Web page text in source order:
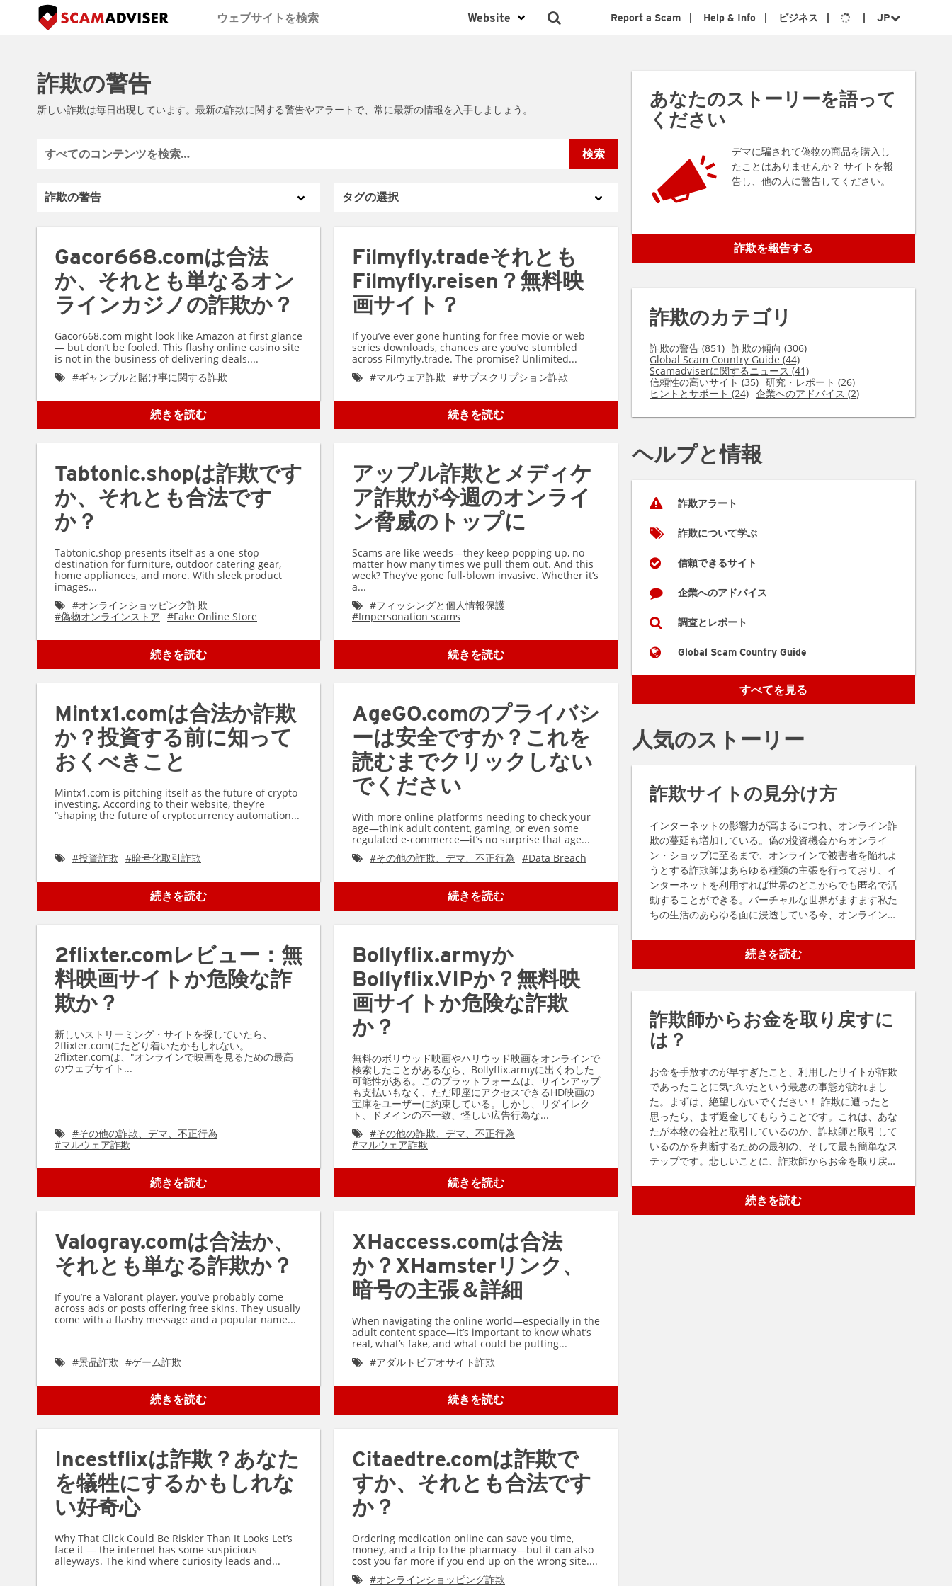
Report a Scam Help & Info ビジネス JP
詐欺の警告
新しい詐欺は毎日出現しています。最新の詐欺に関する警告やアラートで、常に最新の情報を入手しましょう。
検索
Gacor668.comは合法
か、それとも単なるオン
ラインカジノの詐欺か？
Gacor668.com might look like Amazon at first glance
— but don’t be fooled. This flashy online casino site
is not in the business of delivering deals....
#ギャンブルと賭け事に関する詐欺
続きを読む
Filmyfly.tradeそれとも
Filmyfly.reisen？無料映
画サイト？
If you’ve ever gone hunting for free movie or web
series downloads, chances are you’ve stumbled
across Filmyfly.trade. The promise? Unlimited...
#マルウェア詐欺 #サブスクリプション詐欺
続きを読む
Tabtonic.shopは詐欺です
か、それとも合法です
か？
Tabtonic.shop presents itself as a one-stop
destination for furniture, outdoor catering gear,
home appliances, and more. With sleek product
images...
#オンラインショッピング詐欺
#偽物オンラインストア #Fake Online Store
続きを読む
アップル詐欺とメディケ
ア詐欺が今週のオンライ
ン脅威のトップに
Scams are like weeds—they keep popping up, no
matter how many times we pull them out. And this
week? They’ve gone full-blown invasive. Whether it’s
a...
#フィッシングと個人情報保護
#Impersonation scams
続きを読む
Mintx1.comは合法か詐欺
か？投資する前に知って
おくべきこと
Mintx1.com is pitching itself as the future of crypto
investing. According to their website, they’re
“shaping the future of cryptocurrency automation...
#投資詐欺 #暗号化取引詐欺
続きを読む
AgeGO.comのプライバシ
ーは安全ですか？これを
読むまでクリックしない
でください
With more online platforms needing to check your
age—think adult content, gaming, or even some
regulated e-commerce—it’s no surprise that age...
#その他の詐欺、デマ、不正行為 #Data Breach
続きを読む
2flixter.comレビュー：無
料映画サイトか危険な詐
欺か？
新しいストリーミング・サイトを探していたら、
2flixter.comにたどり着いたかもしれない。
2flixter.comは、"オンラインで映画を見るための最高
のウェブサイト...
#その他の詐欺、デマ、不正行為
#マルウェア詐欺
続きを読む
Bollyflix.armyか
Bollyflix.VIPか？無料映
画サイトか危険な詐欺
か？
無料のボリウッド映画やハリウッド映画をオンラインで
検索したことがあるなら、Bollyflix.armyに出くわした
可能性がある。このプラットフォームは、サインアップ
も支払いもなく、ただ即座にアクセスできるHD映画の
宝庫をユーザーに約束している。しかし、リダイレク
ト、ドメインの不一致、怪しい広告行為な...
#その他の詐欺、デマ、不正行為
#マルウェア詐欺
続きを読む
Valogray.comは合法か、
それとも単なる詐欺か？
If you’re a Valorant player, you’ve probably come
across ads or posts offering free skins. They usually
come with a flashy message and a popular name...
#景品詐欺 #ゲーム詐欺
続きを読む
XHaccess.comは合法
か？XHamsterリンク、
暗号の主張＆詳細
When navigating the online world—especially in the
adult content space—it’s important to know what’s
real, what’s fake, and what could be putting...
#アダルトビデオサイト詐欺
続きを読む
Incestflixは詐欺？あなた
を犠牲にするかもしれな
い好奇心
Why That Click Could Be Riskier Than It Looks Let’s
face it — the internet has some suspicious
alleyways. The kind where curiosity leads and...
Citaedtre.comは詐欺で
すか、それとも合法です
か？
Ordering medication online can save you time,
money, and a trip to the pharmacy—but it can also
cost you far more if you end up on the wrong site....
#オンラインショッピング詐欺
あなたのストーリーを語って
ください
デマに騙されて偽物の商品を購入し
たことはありませんか？ サイトを報
告し、他の人に警告してください。
詐欺を報告する
詐欺のカテゴリ
詐欺の警告 (851) 詐欺の傾向 (306)
Global Scam Country Guide (44)
Scamadviserに関するニュース (41)
信頼性の高いサイト (35) 研究・レポート (26)
ヒントとサポート (24) 企業へのアドバイス (2)
ヘルプと情報
詐欺アラート
詐欺について学ぶ
信頼できるサイト
企業へのアドバイス
調査とレポート
Global Scam Country Guide
すべてを見る
人気のストーリー
詐欺サイトの見分け方
インターネットの影響力が高まるにつれ、オンライン詐
欺の蔓延も増加している。偽の投資機会からオンライ
ン・ショップに至るまで、オンラインで被害者を陥れよ
うとする詐欺師はあらゆる種類の主張を行っており、イ
ンターネットを利用すれば世界のどこからでも匿名で活
動することができる。バーチャルな世界がますます私た
ちの生活のあらゆる面に浸透している今、オンライン詐
けるのに役立ちます。 常識真実にしては良すぎる オン
欺師もこのことを知っていて、その事実を利用しようと
する。 オンライン取引があまりに良さそうに見えた
ら、よく考えてダブルチェックすること。最も簡単な方
ェックすることです。価格の差が大きい場合は、ウェブ
サイトの他の部分を再確認した方が良いかもしれませ
ん。 ソーシャルメディアリンクをチェックする 昨今、
ソーシャルメディアはeコマース・ビジネスの中核であ
り、消費者はオンライン・ショップがソーシャルメディ
ア上で存在感を示すことを期待している。詐欺師はこの
ことを知っており、ソーシャルメディアサイトのロゴを
だけを見てみると、この機能が機能していないことがよ
くある。 ソーシャルボタンは、ウェブサイトのホーム
続きを読む
詐欺師からお金を取り戻すに
は？
お金を手放すのが早すぎたこと、利用したサイトが詐欺
であったことに気づいたという最悪の事態が訪れまし
た。まずは、絶望しないでください！ 詐欺に遭ったと
思ったら、まず返金してもらうことです。これは、あな
たが本物の会社と取引しているのか、詐欺師と取引して
いるのかを判断するための最初の、そして最も簡単なス
テップです。悲しいことに、詐欺師からお金を取り戻す
師を相手にしている場合、お金を取り戻す手順（および
可能性）は、使用した支払い方法によって異なります。
続きを読む